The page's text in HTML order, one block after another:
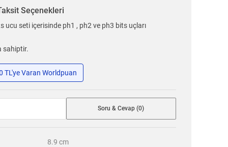
Seçenekleri
ucu seti içerisinde ph1 , ph2 ve ph3 bits uçları
sahiptir.
TL'ye Varan Worldpuan
Soru & Cevap (0)
8.9 cm